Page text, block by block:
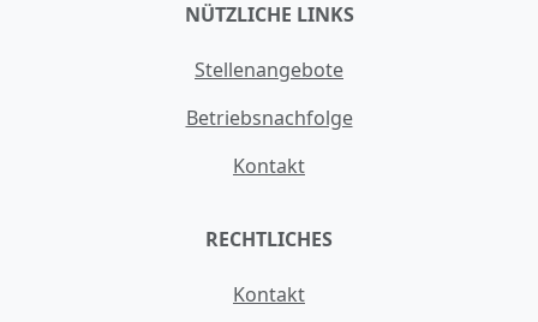
NÜTZLICHE LINKS
Stellenangebote
Betriebsnachfolge
Kontakt
RECHTLICHES
Kontakt